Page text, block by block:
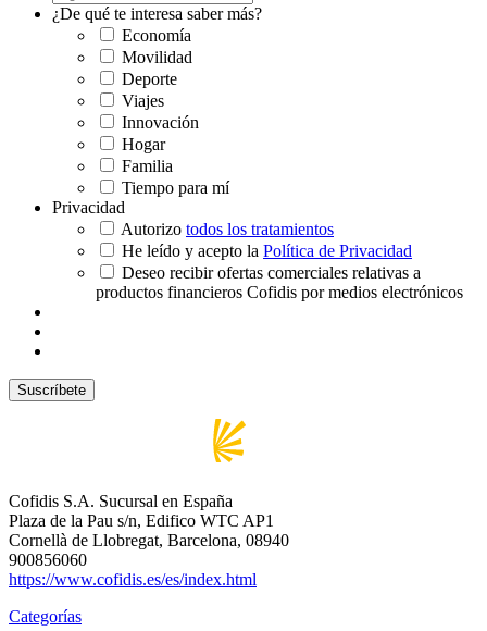
¿De qué te interesa saber más?
Economía
Movilidad
Deporte
Viajes
Innovación
Hogar
Familia
Tiempo para mí
Privacidad
Autorizo todos los tratamientos
He leído y acepto la Política de Privacidad
Deseo recibir ofertas comerciales relativas a
productos financieros Cofidis por medios electrónicos
Cofidis S.A. Sucursal en España
Plaza de la Pau s/n, Edifico WTC AP1
Cornellà de Llobregat, Barcelona, 08940
900856060
https://www.cofidis.es/es/index.html
Categorías